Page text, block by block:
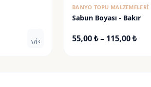
visibility
BANYO TOPU MALZEMELERI
Sabun Boyası - Bakır
55,00₺– 115,00₺Fiyat